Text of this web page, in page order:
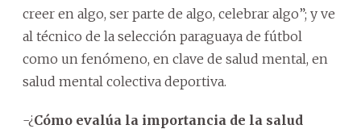
creer en algo, ser parte de algo, celebrar algo”; y ve
al técnico de la selección paraguaya de fútbol
como un fenómeno, en clave de salud mental, en
salud mental colectiva deportiva.
-¿Cómo evalúa la importancia de la salud